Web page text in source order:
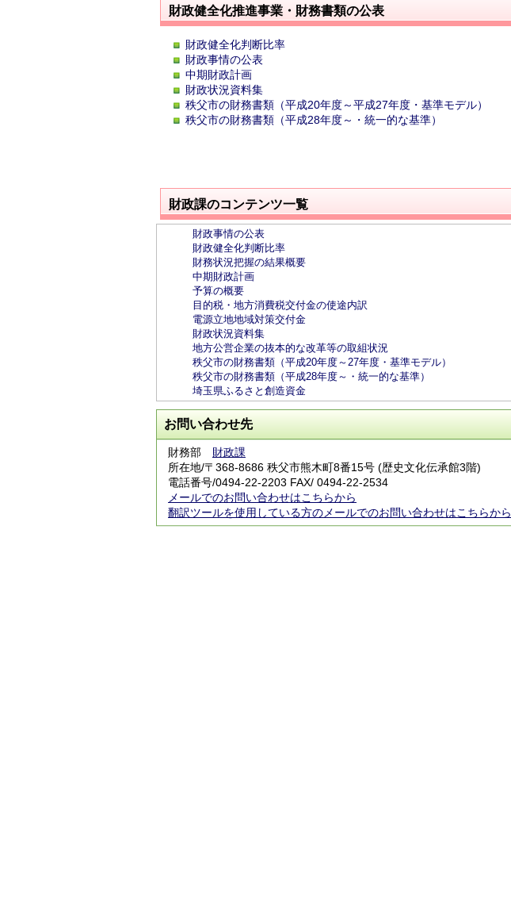
財政健全化推進事業・財務書類の公表
財政健全化判断比率
財政事情の公表
中期財政計画
財政状況資料集
秩父市の財務書類（平成20年度～平成27年度・基準モデル）
秩父市の財務書類（平成28年度～・統一的な基準）
財政課のコンテンツ一覧
財政事情の公表
財政健全化判断比率
財務状況把握の結果概要
中期財政計画
予算の概要
目的税・地方消費税交付金の使途内訳
電源立地地域対策交付金
財政状況資料集
地方公営企業の抜本的な改革等の取組状況
秩父市の財務書類（平成20年度～27年度・基準モデル）
秩父市の財務書類（平成28年度～・統一的な基準）
埼玉県ふるさと創造資金
お問い合わせ先
財務部 財政課
所在地/〒368-8686 秩父市熊木町8番15号 (歴史文化伝承館3階)
電話番号/0494-22-2203 FAX/ 0494-22-2534
メールでのお問い合わせはこちらから
翻訳ツールを使用している方のメールでのお問い合わせはこちらから